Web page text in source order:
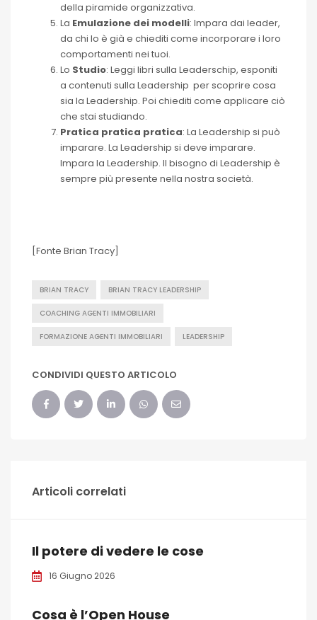
della piramide organizzativa.
La Emulazione dei modelli: Impara dai leader,
da chi lo è già e chiediti come incorporare i loro
comportamenti nei tuoi.
Lo Studio: Leggi libri sulla Leaderschip, esponiti
a contenuti sulla Leadership per scoprire cosa
sia la Leadership. Poi chiediti come applicare ciò
che stai studiando.
Pratica pratica pratica: La Leadership si può
imparare. La Leadership si deve imparare.
Impara la Leadership. Il bisogno di Leadership è
sempre più presente nella nostra società.
[Fonte Brian Tracy]
BRIAN TRACY BRIAN TRACY LEADERSHIP
COACHING AGENTI IMMOBILIARI
FORMAZIONE AGENTI IMMOBILIARI LEADERSHIP
CONDIVIDI QUESTO ARTICOLO
Articoli correlati
Il potere di vedere le cose
16 Giugno 2026
Cosa è l’Open House